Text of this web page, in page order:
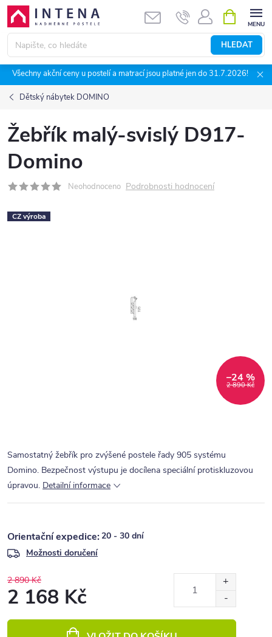
Přejít
obsah
HLEDAT
NÁKUPNÍ
KOŠÍK
Všechny akční ceny u postelí a matrací jsou platné jen do 31.7.2026!
Dětský nábytek DOMINO
Žebřík malý-svislý D917-
Domino
Neohodnoceno Podrobnosti hodnocení
CZ výroba
2 890 Kč
–24 %
Samostatný žebřík pro zvýšené postele řady 905 systému
Domino. Bezpečnost výstupu je docílena speciální protiskluzovou
úpravou. Detailní informace
20 - 30 dní
Možnosti doručení
2 890 Kč
2 168 Kč